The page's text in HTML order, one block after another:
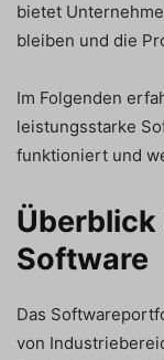
bietet
bleiben und die
Im Folgenden
leistungsstarke
funktioniert und
Überblick
Software
Das
von